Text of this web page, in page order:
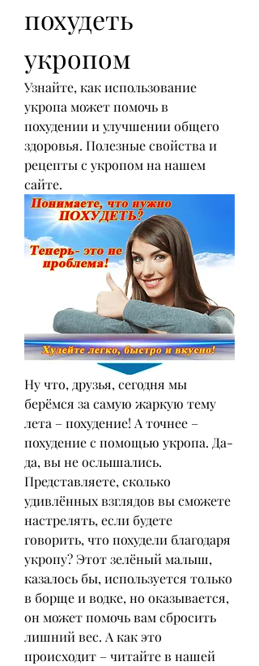
похудеть
укропом
Узнайте, как использование
укропа может помочь в
похудении и улучшении общего
здоровья. Полезные свойства и
рецепты с укропом на нашем
сайте.
Ну что, друзья, сегодня мы
берёмся за самую жаркую тему
лета – похудение! А точнее –
похудение с помощью укропа. Да-
да, вы не ослышались.
Представляете, сколько
удивлённых взглядов вы сможете
настрелять, если будете
говорить, что похудели благодаря
укропу? Этот зелёный малыш,
казалось бы, используется только
в борще и водке, но оказывается,
он может помочь вам сбросить
лишний вес. А как это
происходит – читайте в нашей